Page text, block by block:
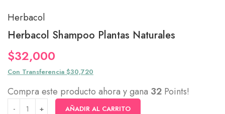
Herbacol
Herbacol Shampoo Plantas Naturales
$32,000
Con Transferencia $30,720
Compra este producto ahora y gana 32 Points!
AÑADIR AL CARRITO